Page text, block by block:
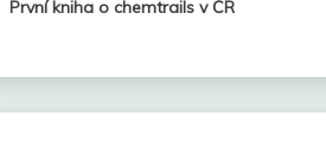
První kniha o chemtrails v ČR